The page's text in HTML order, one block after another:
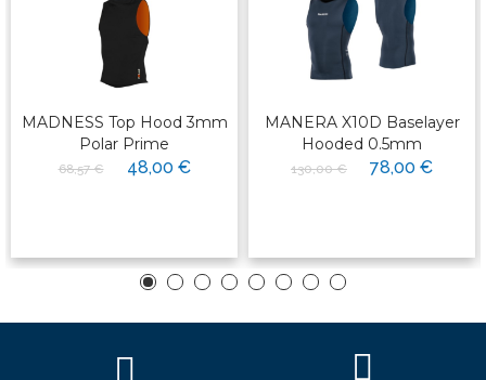
MADNESS Top Hood 3mm
Polar Prime
68,57 € 48,00 €
MANERA X10D Baselayer
Hooded 0.5mm
130,00 € 78,00 €